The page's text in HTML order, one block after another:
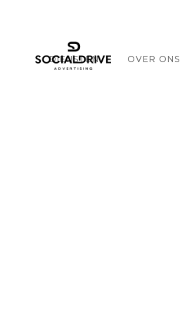
DIENSTEN OVER ONS